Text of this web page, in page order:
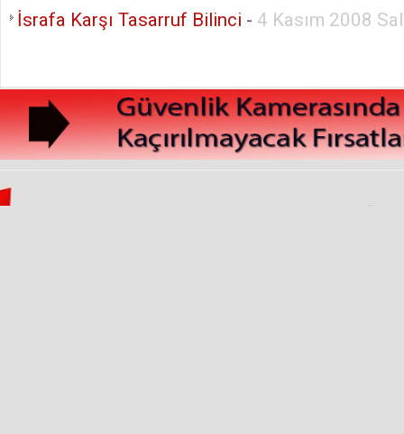
İsrafa Karşı Tasarruf Bilinci - 4 Kasım 2008